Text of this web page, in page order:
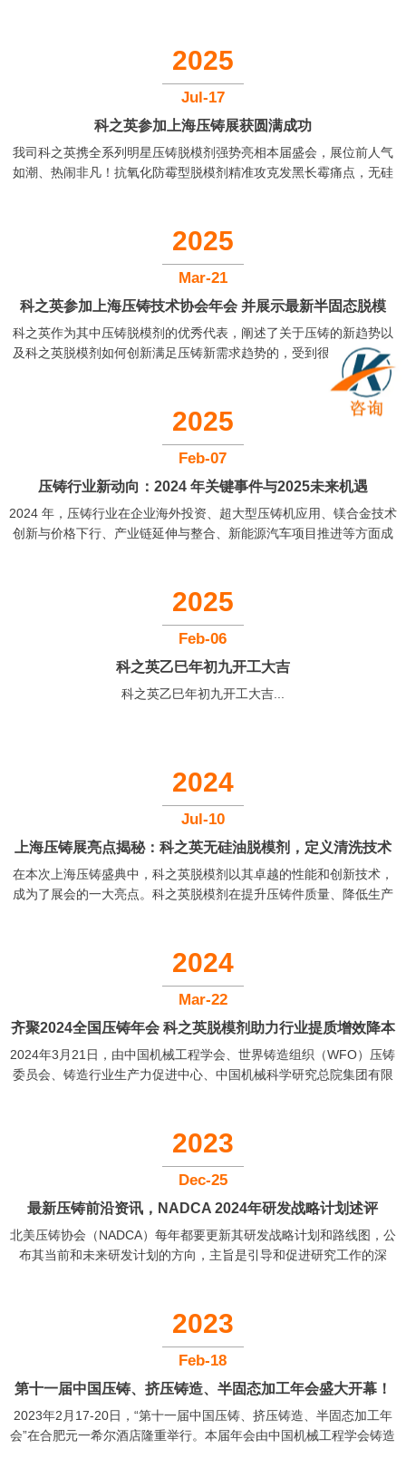
的压铸脱模剂代理商，一起携手共赢，在面对日益竞争的压铸环境
中，通过技术创新，降低客户的综合使用成本。...
2025
Jul-17
科之英参加上海压铸展获圆满成功
我司科之英携全系列明星压铸脱模剂强势亮相本届盛会，展位前人气
如潮、热闹非凡！抗氧化防霉型脱模剂精准攻克发黑长霉痛点，无硅
场陈列的优质压铸件，工艺细节与性能优势直观可触，引海内外客户
纷纷驻足。业务团队热情讲解，从技术参数到应用场景逐一答疑，咨
询声、洽谈声此起彼伏，不少客户当场深入交流合作意向。这场行业
结交挚友，为拓展市场再添强劲动...
2025
Mar-21
科之英参加上海压铸技术协会年会 并展示最新半固态脱模
剂、一体化压铸脱模剂成果
科之英作为其中压铸脱模剂的优秀代表，阐述了关于压铸的新趋势以
及科之英脱模剂如何创新满足压铸新需求趋势的，受到很多客户的认
同。压铸的新趋势是一体化压铸、镁合金半固态趋势以及新能源结构
件的爆发。立足实践，创新发展，我们科之英紧跟时代需求，不断推
陈出新。我们根据客户不同的需求开发出适配客户工况的脱模剂。 ...
2025
Feb-07
压铸行业新动向：2024 年关键事件与2025未来机遇
2024 年，压铸行业在企业海外投资、超大型压铸机应用、镁合金技术
创新与价格下行、产业链延伸与整合、新能源汽车项目推进等方面成
业带来新的发展机遇。科之英铝镁压铸脱模剂作为行业领先的脱模剂
品牌，将持续助力压铸企业实现高效、环保、智能化生产，推动压铸
行业迈向更高的发展水平，在新的一年里续写辉煌篇章。...
2025
Feb-06
科之英乙巳年初九开工大吉
科之英乙巳年初九开工大吉...
2024
Jul-10
上海压铸展亮点揭秘：科之英无硅油脱模剂，定义清洗技术
新纪元
在本次上海压铸盛典中，科之英脱模剂以其卓越的性能和创新技术，
成为了展会的一大亮点。科之英脱模剂在提升压铸件质量、降低生产
2024
Mar-22
齐聚2024全国压铸年会 科之英脱模剂助力行业提质增效降本
2024年3月21日，由中国机械工程学会、世界铸造组织（WFO）压铸
委员会、铸造行业生产力促进中心、中国机械科学研究总院集团有限
知名企业代表出席了会议，会议以“大”道智简为理念，与压铸同仁共同
探索一体化压铸工艺创新与优化的更多可能性，助力压铸企业迈向更
高的发展目标。科之英作为国产压铸脱模剂的优秀企业，再次亮相全
铸技术未...
2023
Dec-25
最新压铸前沿资讯，NADCA 2024年研发战略计划述评
北美压铸协会（NADCA）每年都要更新其研发战略计划和路线图，公
布其当前和未来研发计划的方向，主旨是引导和促进研究工作的深
2023
Feb-18
第十一届中国压铸、挤压铸造、半固态加工年会盛大开幕！
科之英展出液态模锻脱模剂
2023年2月17-20日，“第十一届中国压铸、挤压铸造、半固态加工年
会”在合肥元一希尔酒店隆重举行。本届年会由中国机械工程学会铸造